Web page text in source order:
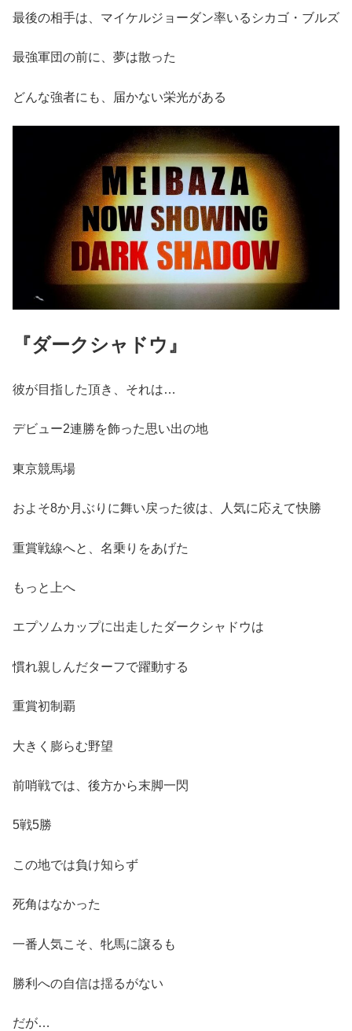
最後の相手は、マイケルジョーダン率いるシカゴ・ブルズ
最強軍団の前に、夢は散った
どんな強者にも、届かない栄光がある
『ダークシャドウ』
彼が目指した頂き、それは…
デビュー2連勝を飾った思い出の地
東京競馬場
およそ8か月ぶりに舞い戻った彼は、人気に応えて快勝
重賞戦線へと、名乗りをあげた
もっと上へ
エプソムカップに出走したダークシャドウは
慣れ親しんだターフで躍動する
重賞初制覇
大きく膨らむ野望
前哨戦では、後方から末脚一閃
5戦5勝
この地では負け知らず
死角はなかった
一番人気こそ、牝馬に譲るも
勝利への自信は揺るがない
だが…